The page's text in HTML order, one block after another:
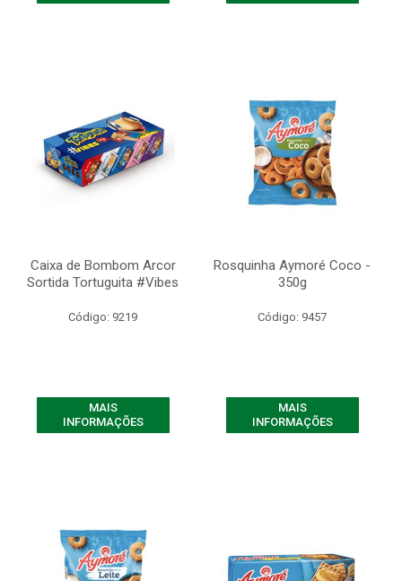
Caixa de Bombom Arcor
Sortida Tortuguita #Vibes
Código: 9219
MAIS
INFORMAÇÕES
Rosquinha Aymoré Coco -
350g
Código: 9457
MAIS
INFORMAÇÕES